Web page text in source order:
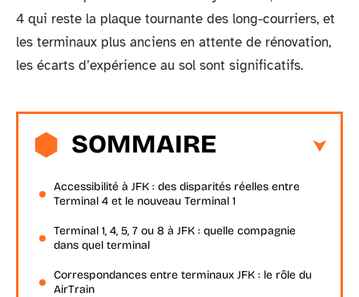
4 qui reste la plaque tournante des long-courriers, et
les terminaux plus anciens en attente de rénovation,
les écarts d’expérience au sol sont significatifs.
SOMMAIRE
Accessibilité à JFK : des disparités réelles entre
Terminal 4 et le nouveau Terminal 1
Terminal 1, 4, 5, 7 ou 8 à JFK : quelle compagnie
dans quel terminal
Correspondances entre terminaux JFK : le rôle du
AirTrain